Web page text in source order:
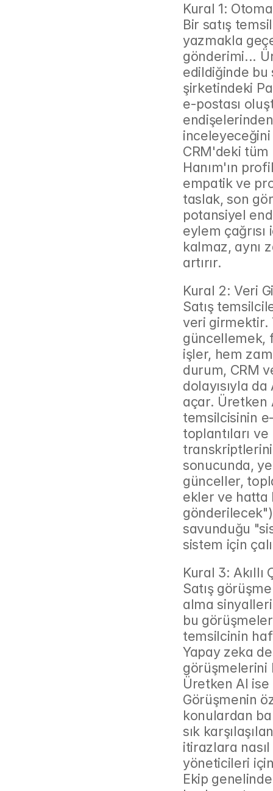
Kural 1:
Bir satış
yazmakla
gönderimi...
edildiğinde bu
şirketindeki
e-postası
CRM'deki
Hanım'ın
empatik ve
taslak, son
potansiyel
eylem
kalmaz, aynı
artırır.
Kural 2: Veri
Satış
veri girmektir.
güncellemek,
işler, hem
durum, CRM
dolayısıyla
açar. Üretken
temsilcisinin
toplantıları
sonucunda,
günceller,
ekler ve hatta
savunduğu
sistem için
Kural 3: Akıllı
Satış
alma
bu
temsilcinin
Yapay zeka
görüşmelerini
Üretken AI
Görüşmenin
konulardan
sık
itirazlara
yöneticileri
Ekip